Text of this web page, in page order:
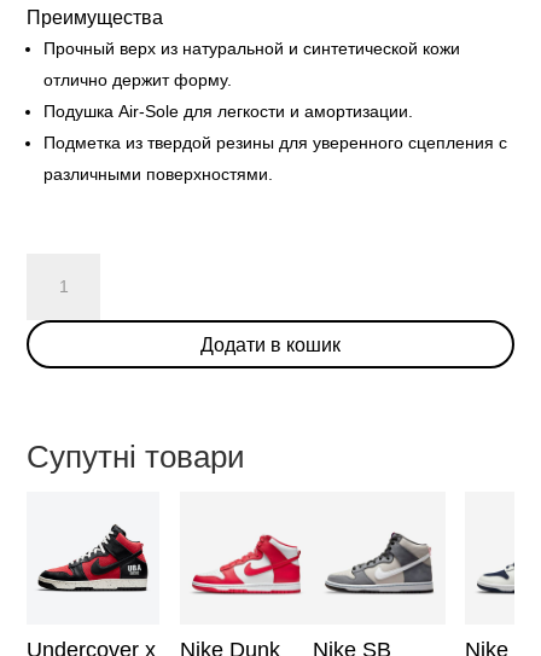
Преимущества
Прочный верх из натуральной и синтетической кожи
отлично держит форму.
Подушка Air-Sole для легкости и амортизации.
Подметка из твердой резины для уверенного сцепления с
различными поверхностями.
Nike
Dunk
Додати в кошик
Супутні товари
Undercover x
Nike Dunk
Nike SB
Nike